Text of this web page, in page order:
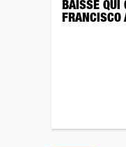
BAISSE QUI
FRANCISCO